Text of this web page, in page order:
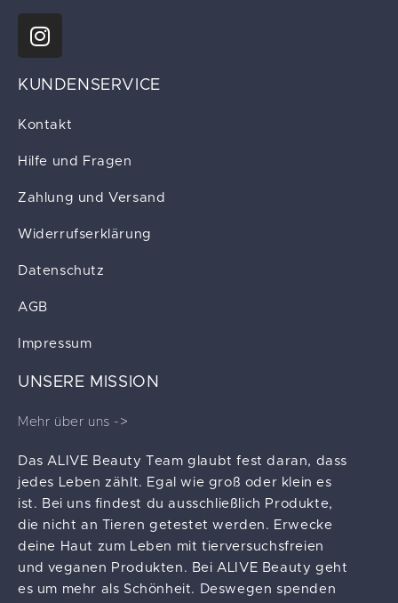
KUNDENSERVICE
Kontakt
Hilfe und Fragen
Zahlung und Versand
Widerrufserklärung
Datenschutz
AGB
Impressum
UNSERE MISSION
Mehr über uns ->
Das ALIVE Beauty Team glaubt fest daran, dass
jedes Leben zählt. Egal wie groß oder klein es
ist. Bei uns findest du ausschließlich Produkte,
die nicht an Tieren getestet werden. Erwecke
deine Haut zum Leben mit tierversuchsfreien
und veganen Produkten. Bei ALIVE Beauty geht
es um mehr als Schönheit. Deswegen spenden